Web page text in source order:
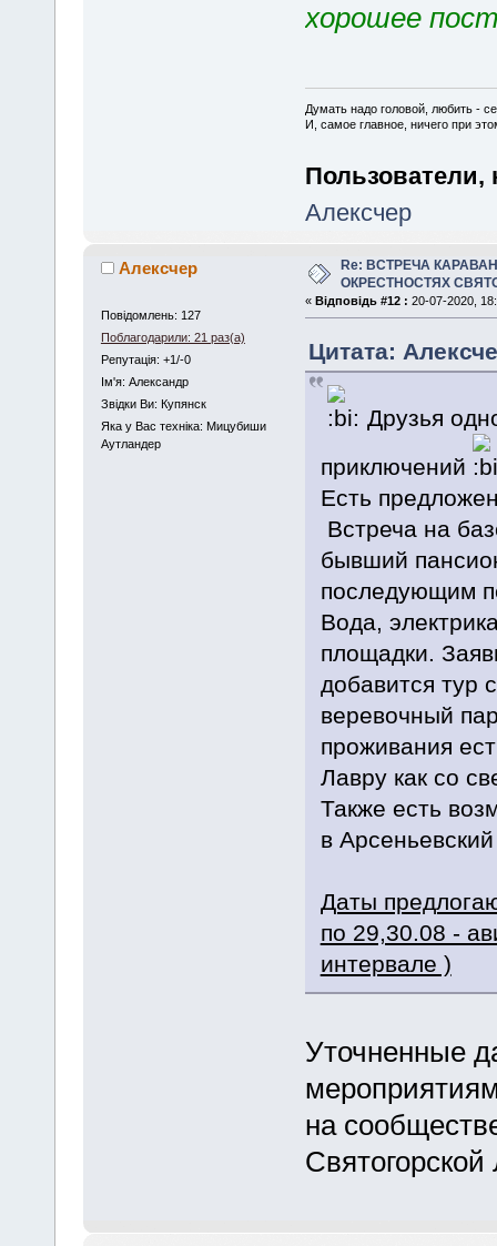
хорошее
Думать надо головой, любить -
И, самое главное, ничего при
Пользователи,
Алексчер
Алексчер
Повідомлень: 127
Поблагодарили: 21 раз(а)
Репутація: +1/-0
Iм'я: Александр
Звідки Ви: Купянск
Яка у Вас техніка: Мицубиши
Аутландер
Re: ВСТРЕЧА
ОКРЕСТНОСТЯХ
« Відповідь #12 : 20-07-2020,
Цитата:
Друзья
приключений
Есть
Встреча на
бывший
последующим
Вода,
площадки.
добавится тур
веревочный
проживания
Лавру как со
Также есть
в Арсеньевский
Даты
по 29,30.08 -
интервале )
Уточненные
на
Святогорской